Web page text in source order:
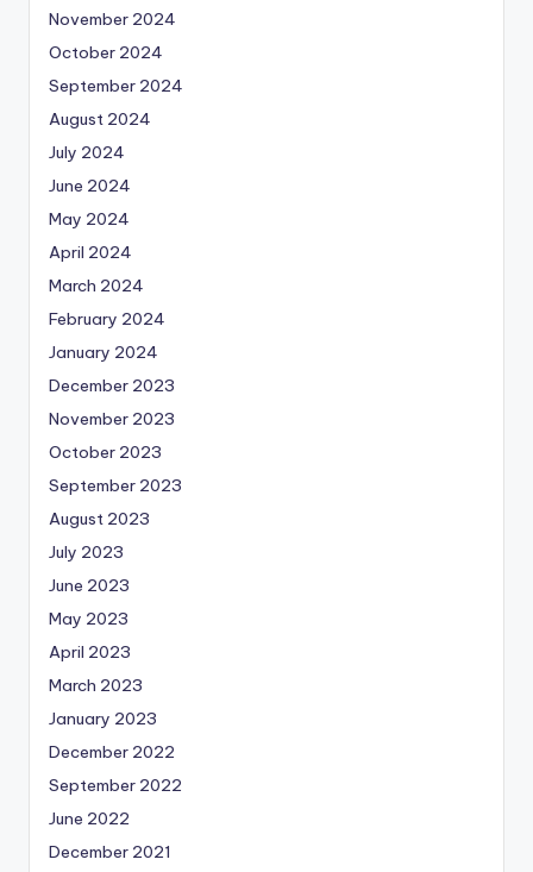
November 2024
October 2024
September 2024
August 2024
July 2024
June 2024
May 2024
April 2024
March 2024
February 2024
January 2024
December 2023
November 2023
October 2023
September 2023
August 2023
July 2023
June 2023
May 2023
April 2023
March 2023
January 2023
December 2022
September 2022
June 2022
December 2021